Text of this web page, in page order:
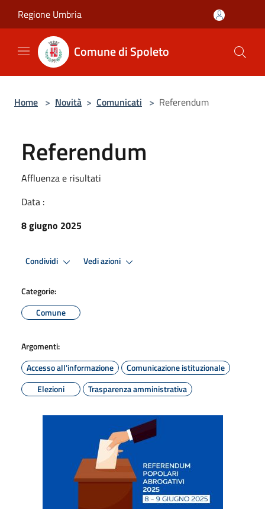
Regione Umbria
Comune di Spoleto
Home > Novità > Comunicati > Referendum
Referendum
Affluenza e risultati
Data :
8 giugno 2025
Condividi Vedi azioni
Categorie:
Comune
Argomenti:
Accesso all'informazione
Comunicazione istituzionale
Elezioni
Trasparenza amministrativa